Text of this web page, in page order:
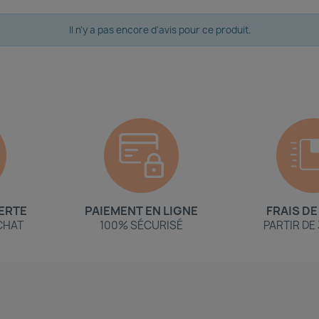
Il n'y a pas encore d'avis pour ce produit.
PAIEMENT EN LIGNE
100% SÉCURISÉ
FRAIS
PARTIR